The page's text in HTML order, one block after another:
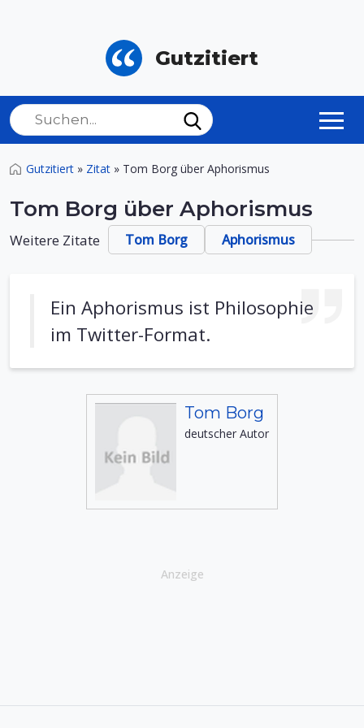
Gutzitiert
Gutzitiert » Zitat » Tom Borg über Aphorismus
Tom Borg über Aphorismus
Weitere Zitate Tom Borg Aphorismus
Ein Aphorismus ist Philosophie
im Twitter-Format.
Tom Borg
deutscher Autor
Anzeige